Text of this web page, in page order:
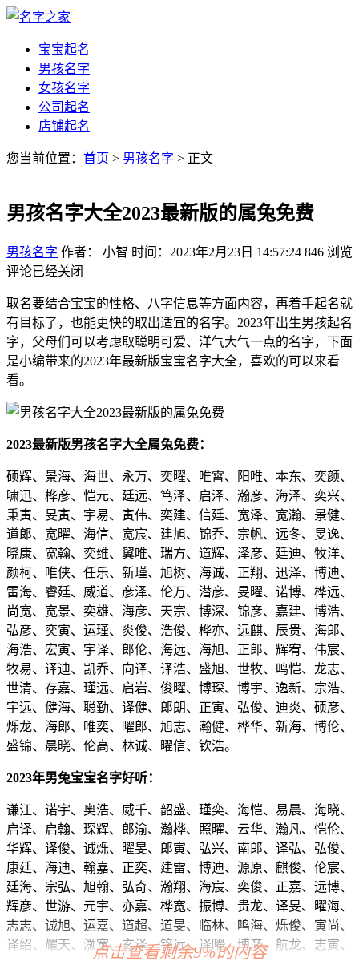
宝宝起名
男孩名字
女孩名字
公司起名
店铺起名
您当前位置： 首页 > 男孩名字 > 正文
男孩名字大全2023最新版的属兔免费
男孩名字 作者： 小智 时间：2023年2月23日 14:57:24 846 浏览
评论已经关闭
取名要结合宝宝的性格、八字信息等方面内容，再着手起名就
有目标了，也能更快的取出适宜的名字。2023年出生男孩起名
字，父母们可以考虑取聪明可爱、洋气大气一点的名字，下面
是小编带来的2023年最新版宝宝名字大全，喜欢的可以来看
看。
2023最新版男孩名字大全属兔免费：
硕辉、景海、海世、永万、奕曜、唯霄、阳唯、本东、奕颜、
啸迅、桦彦、恺元、廷远、笃泽、启泽、瀚彦、海泽、奕兴、
秉寅、旻寅、宇易、寅伟、奕建、信廷、宽泽、宽瀚、景健、
道郎、宽曜、海信、宽宸、建旭、锦乔、宗帆、远冬、旻逸、
晓康、宽翰、奕维、翼唯、瑞方、道辉、泽彦、廷迪、牧洋、
颜柯、唯侠、任乐、新瑾、旭树、海诚、正翔、迅泽、博迪、
雷海、睿廷、威道、彦泽、伦万、潜彦、旻曜、诺博、桦远、
尚宽、宽景、奕雄、海彦、天宗、博深、锦彦、嘉建、博浩、
弘彦、奕寅、运瑾、炎俊、浩俊、桦亦、远麒、辰贵、海郎、
海浩、宏寅、宇译、郎伦、海远、海旭、正郎、辉宥、伟宸、
牧易、译迪、凯乔、向译、译浩、盛旭、世牧、鸣恺、龙志、
世清、存嘉、瑾远、启岩、俊曜、博琛、博宇、逸新、宗浩、
宇远、健海、聪勤、译健、郎朗、正寅、弘俊、迪炎、硕彦、
烁龙、海郎、唯奕、曜郎、旭志、瀚健、桦华、新海、博伦、
盛锦、晨晓、伦高、林诚、曜信、钦浩。
2023年男兔宝宝名字好听：
谦江、诺宇、奥浩、威千、韶盛、瑾奕、海恺、易晨、海晓、
启译、启翰、琛辉、郎渝、瀚桦、照曜、云华、瀚凡、恺伦、
华辉、译俊、诚烁、曜旻、郎寅、弘兴、南郎、译弘、弘俊、
康廷、海迪、翰嘉、正奕、建雷、博迪、源原、麒俊、伦宸、
廷海、宗弘、旭翰、弘奇、瀚翔、海宸、奕俊、正嘉、远博、
辉彦、世游、元宇、亦嘉、桦宽、振博、贵龙、译旻、曜海、
志志、诚旭、运嘉、道超、道旻、临林、鸣海、烁俊、寅尚、
译绍、耀天、灏宽、玄泽、铭远、译曜、博彦、航龙、志寅、
啸翰、天麒、杭泽、海博、枝鸣、旻南、秋向、彦龙、炎弘、
点击查看剩余9%的内容